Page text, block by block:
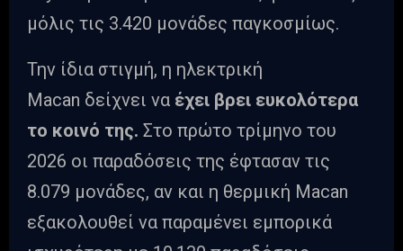
μόλις τις 3.420 μονάδες παγκοσμίως.
Την ίδια στιγμή, η ηλεκτρική
Macan δείχνει να έχει βρει ευκολότερα
το κοινό της. Στο πρώτο τρίμηνο του
2026 οι παραδόσεις της έφτασαν τις
8.079 μονάδες, αν και η θερμική Macan
εξακολουθεί να παραμένει εμπορικά